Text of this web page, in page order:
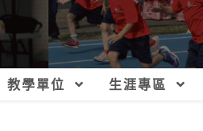
教學單位 生涯專區